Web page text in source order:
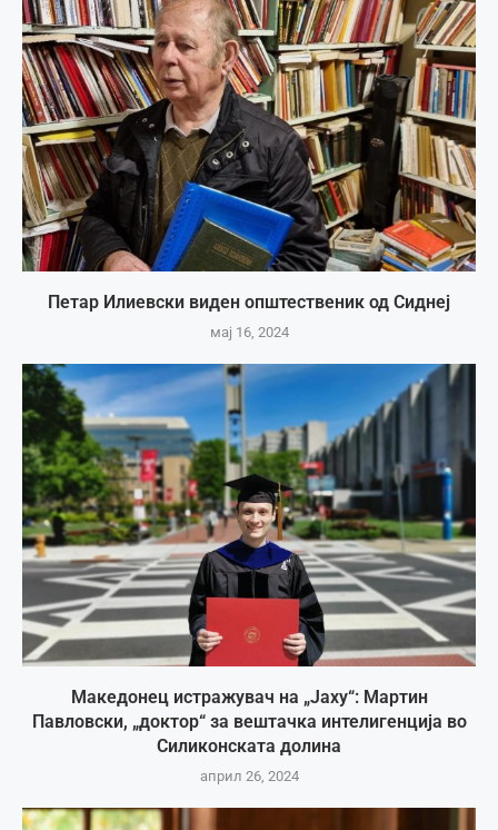
Петар Илиевски виден општественик од Сиднеј
мај 16, 2024
Македонец истражувач на „Јаху“: Мартин
Павловски, „доктор“ за вештачка интелигенција во
Силиконската долина
април 26, 2024